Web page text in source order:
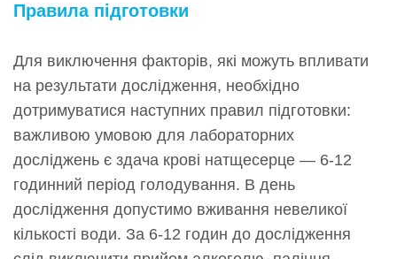
Правила підготовки
Для виключення факторів, які можуть впливати
на результати дослідження, необхідно
дотримуватися наступних правил підготовки:
важливою умовою для лабораторних
досліджень є здача крові натщесерце — 6-12
годинний період голодування. В день
дослідження допустимо вживання невеликої
кількості води. За 6-12 годин до дослідження